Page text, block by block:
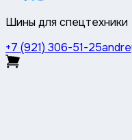
Шины для спецтехники
+7 (921) 306-51-25